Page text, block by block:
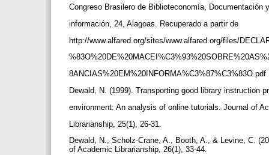
Congreso Brasilero de Biblioteconomía, Documentación
información, 24, Alagoas. Recuperado a partir de
http://www.alfared.org/sites/www.alfared.org/files/
8ANCIAS%20EM%20INFORMA%C3%87%C3%83O.pdf
Dewald, N. (1999). Transporting good library instruction
environment: An analysis of online tutorials. Journal of
Librarianship, 25(1), 26-31.
Dewald, N., Scholz-Crane, A., Booth, A., & Levine, C.
of Academic Librarianship, 26(1), 33-44.